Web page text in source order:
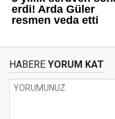
HABERE YORUM KAT